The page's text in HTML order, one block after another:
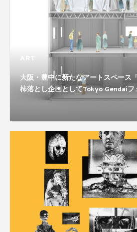
ART
大阪・豊中に新たなアートスペース
柿落とし企画としてTokyo Gendaiフ
根枝里を迎えたトークイベントとア